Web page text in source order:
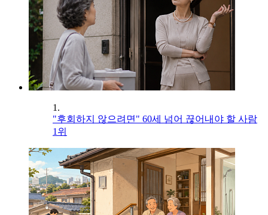
1.
"후회하지 않으려면" 60세 넘어 끊어내야 할 사람
1위